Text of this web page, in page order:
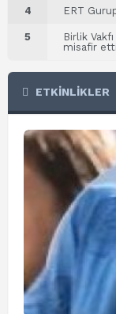
4 ERT
5
Birlik
misafir
ETKİNLİKLER